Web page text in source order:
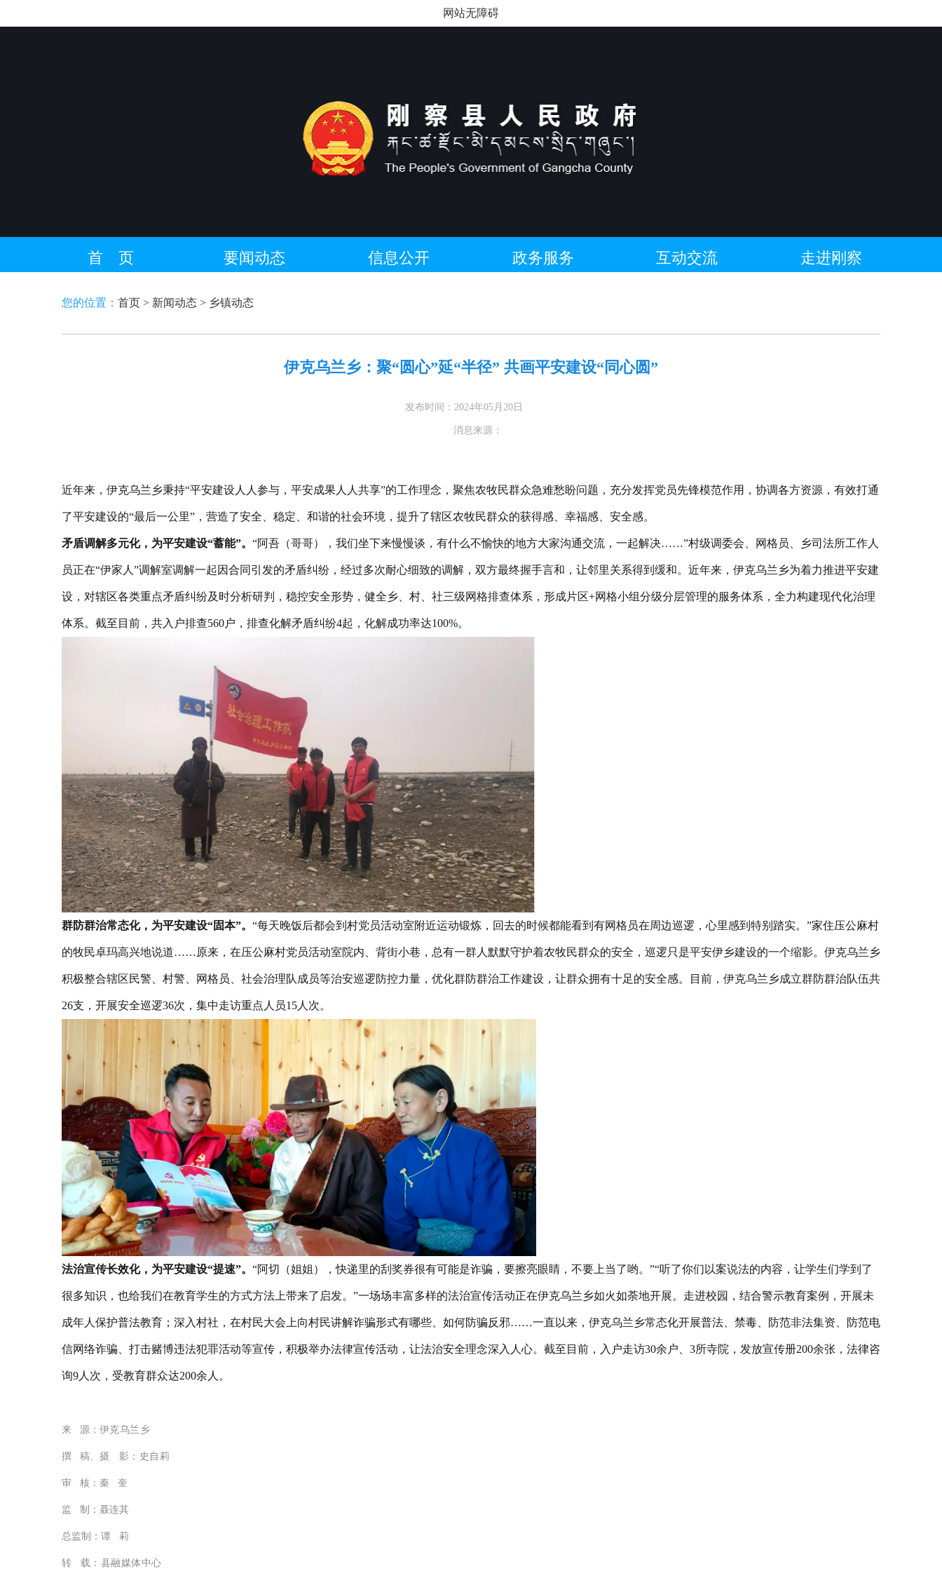
网站无障碍
首 页 要闻动态 信息公开 政务服务 互动交流 走进刚察
藏语专栏
您的位置： 首页 > 新闻动态 > 乡镇动态
伊克乌兰乡：聚“圆心”延“半径” 共画平安建设“同心圆”
发布时间：2024年05月20日
消息来源：
近年来，伊克乌兰乡秉持“平安建设人人参与，平安成果人人共享”的工作理念，聚焦农牧民群众急难愁盼问题，充分发挥党员先锋模范作用，协调各方资源，有效打通
了平安建设的“最后一公里”，营造了安全、稳定、和谐的社会环境，提升了辖区农牧民群众的获得感、幸福感、安全感。
矛盾调解多元化，为平安建设“蓄能”。 “阿吾（哥哥），我们坐下来慢慢谈，有什么不愉快的地方大家沟通交流，一起解决……”村级调委会、网格员、乡司法所工作人
员正在“伊家人”调解室调解一起因合同引发的矛盾纠纷，经过多次耐心细致的调解，双方最终握手言和，让邻里关系得到缓和。近年来，伊克乌兰乡为着力推进平安建
设，对辖区各类重点矛盾纠纷及时分析研判，稳控安全形势，健全乡、村、社三级网格排查体系，形成片区+网格小组分级分层管理的服务体系，全力构建现代化治理
体系。截至目前，共入户排查560户，排查化解矛盾纠纷4起，化解成功率达100%。
群防群治常态化，为平安建设“固本”。 “每天晚饭后都会到村党员活动室附近运动锻炼，回去的时候都能看到有网格员在周边巡逻，心里感到特别踏实。”家住压公麻村
的牧民卓玛高兴地说道……原来，在压公麻村党员活动室院内、背街小巷，总有一群人默默守护着农牧民群众的安全，巡逻只是平安伊乡建设的一个缩影。伊克乌兰乡
积极整合辖区民警、村警、网格员、社会治理队成员等治安巡逻防控力量，优化群防群治工作建设，让群众拥有十足的安全感。目前，伊克乌兰乡成立群防群治队伍共
26支，开展安全巡逻36次，集中走访重点人员15人次。
法治宣传长效化，为平安建设“提速”。 “阿切（姐姐），快递里的刮奖券很有可能是诈骗，要擦亮眼睛，不要上当了哟。”“听了你们以案说法的内容，让学生们学到了
很多知识，也给我们在教育学生的方式方法上带来了启发。”一场场丰富多样的法治宣传活动正在伊克乌兰乡如火如荼地开展。走进校园，结合警示教育案例，开展未
成年人保护普法教育；深入村社，在村民大会上向村民讲解诈骗形式有哪些、如何防骗反邪……一直以来，伊克乌兰乡常态化开展普法、禁毒、防范非法集资、防范电
信网络诈骗、打击赌博违法犯罪活动等宣传，积极举办法律宣传活动，让法治安全理念深入人心。截至目前，入户走访30余户、3所寺院，发放宣传册200余张，法律咨
询9人次，受教育群众达200余人。
来 源： 伊克乌兰乡
撰 稿、 摄 影：史自莉
审 核：秦 奎
监 制：聂连其
总监制：谭 莉
转 载：县融媒体中心